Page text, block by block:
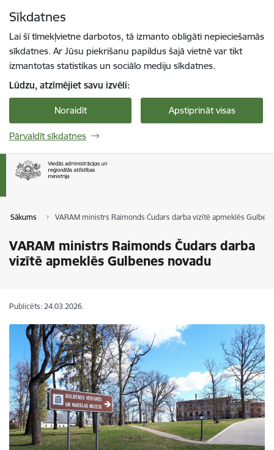
Sīkdatnes
Lai šī tīmekļvietne darbotos, tā izmanto obligāti nepieciešamās
sīkdatnes. Ar Jūsu piekrišanu papildus šajā vietnē var tikt
izmantotas statistikas un sociālo mediju sīkdatnes.
Lūdzu, atzīmējiet savu izvēli:
Noraidīt Apstiprināt visas
Pārvaldīt sīkdatnes
Sākums VARAM ministrs Raimonds Čudars darba vizītē apmeklēs
VARAM ministrs Raimonds Čudars darba
vizītē apmeklēs Gulbenes novadu
Publicēts: 24.03.2026.